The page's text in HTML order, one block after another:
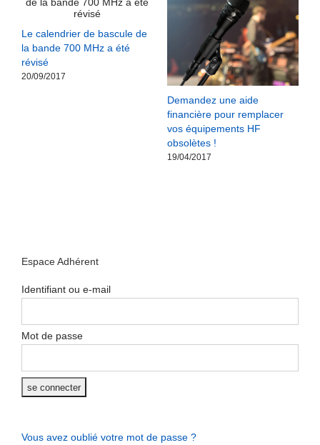
Le calendrier de bascule de
la bande 700 MHz a été
révisé
20/09/2017
Demandez une aide
financière pour remplacer
vos équipements HF
obsolètes !
19/04/2017
Espace Adhérent
Identifiant ou e-mail
Mot de passe
Vous avez oublié votre mot de passe ?